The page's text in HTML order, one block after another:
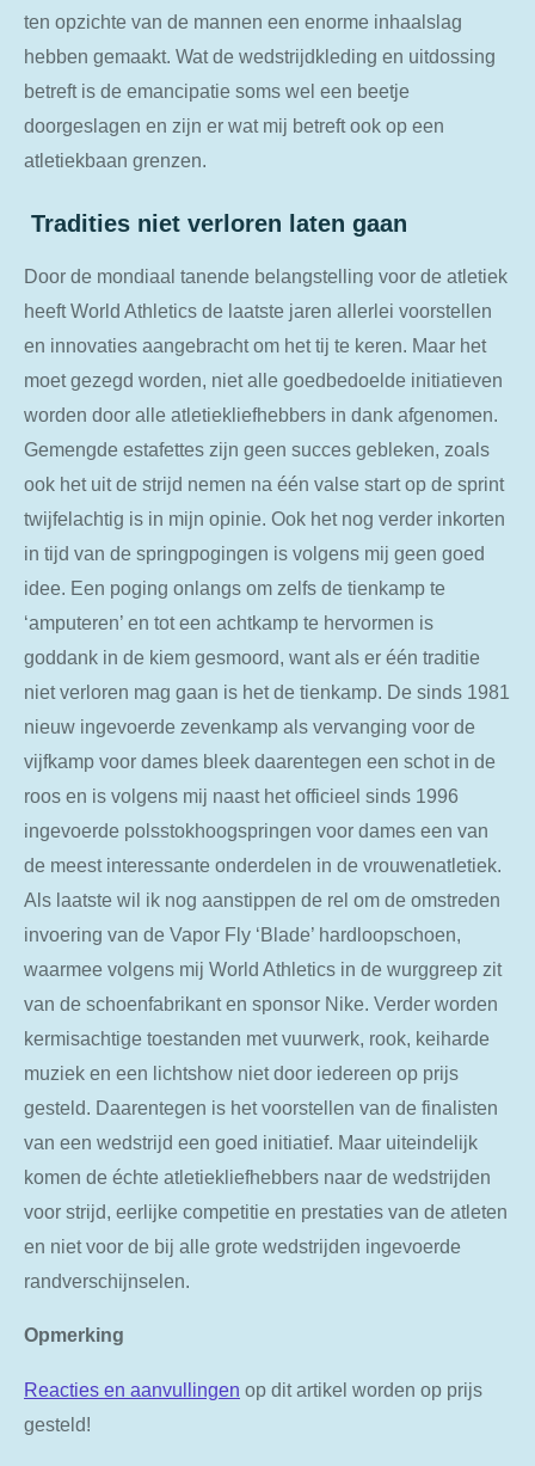
ten opzichte van de mannen een enorme inhaalslag
hebben gemaakt. Wat de wedstrijdkleding en uitdossing
betreft is de emancipatie soms wel een beetje
doorgeslagen en zijn er wat mij betreft ook op een
atletiekbaan grenzen.
Tradities niet verloren laten gaan
Door de mondiaal tanende belangstelling voor de atletiek
heeft World Athletics de laatste jaren allerlei voorstellen
en innovaties aangebracht om het tij te keren. Maar het
moet gezegd worden, niet alle goedbedoelde initiatieven
worden door alle atletiekliefhebbers in dank afgenomen.
Gemengde estafettes zijn geen succes gebleken, zoals
ook het uit de strijd nemen na één valse start op de sprint
twijfelachtig is in mijn opinie. Ook het nog verder inkorten
in tijd van de springpogingen is volgens mij geen goed
idee. Een poging onlangs om zelfs de tienkamp te
‘amputeren’ en tot een achtkamp te hervormen is
goddank in de kiem gesmoord, want als er één traditie
niet verloren mag gaan is het de tienkamp. De sinds 1981
nieuw ingevoerde zevenkamp als vervanging voor de
vijfkamp voor dames bleek daarentegen een schot in de
roos en is volgens mij naast het officieel sinds 1996
ingevoerde polsstokhoogspringen voor dames een van
de meest interessante onderdelen in de vrouwenatletiek.
Als laatste wil ik nog aanstippen de rel om de omstreden
invoering van de Vapor Fly ‘Blade’ hardloopschoen,
waarmee volgens mij World Athletics in de wurggreep zit
van de schoenfabrikant en sponsor Nike. Verder worden
kermisachtige toestanden met vuurwerk, rook, keiharde
muziek en een lichtshow niet door iedereen op prijs
gesteld. Daarentegen is het voorstellen van de finalisten
van een wedstrijd een goed initiatief. Maar uiteindelijk
komen de échte atletiekliefhebbers naar de wedstrijden
voor strijd, eerlijke competitie en prestaties van de atleten
en niet voor de bij alle grote wedstrijden ingevoerde
randverschijnselen.
Opmerking
Reacties en aanvullingen op dit artikel worden op prijs
gesteld!